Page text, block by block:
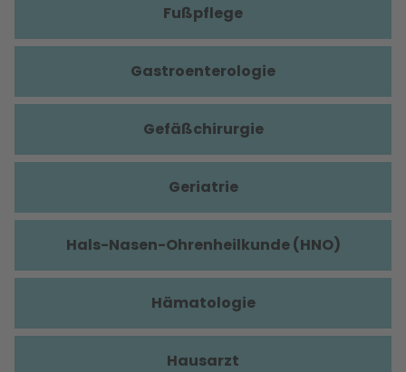
Fußpflege
Gastroenterologie
Gefäßchirurgie
Geriatrie
Hals-Nasen-Ohrenheilkunde (HNO)
Hämatologie
Hausarzt